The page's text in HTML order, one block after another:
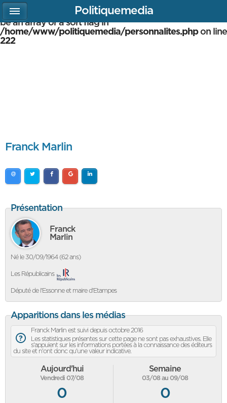
Warning
: array_multisort(): Argument #1 is expected to
be an array or a sort flag in
/home/www/politiquemedia/personnalites.phpon line
222
Franck Marlin
Présentation
Franck
Marlin
Né le 30/09/1964 (62 ans)
Les Républicains
Député de l'Essonne et maire d'Etampes
Apparitions dans les médias
Franck Marlin est suivi depuis octobre 2016
Les statistiques présentes sur cette page ne sont pas exhaustives. Elle
s'appuient sur les informations portées à la connaissance des éditeurs
du site et n'ont donc qu'une valeur indicative.
Aujourd'hui
Vendredi 07/08
0
Semaine
03/08 au 09/08
0
Politiquemedia